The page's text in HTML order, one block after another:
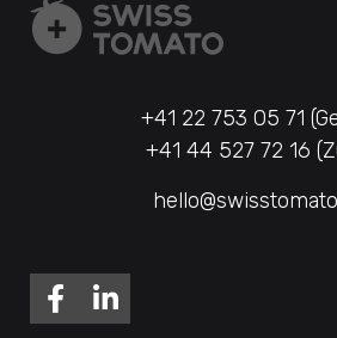
+41 22 753 05 71
+41 44 527 72 16